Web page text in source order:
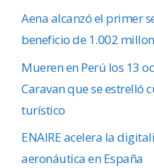
Aena alcanzó el primer
beneficio de 1.002
Mueren en Perú los 13
Caravan que se estrelló
turístico
ENAIRE acelera la
aeronáutica en España